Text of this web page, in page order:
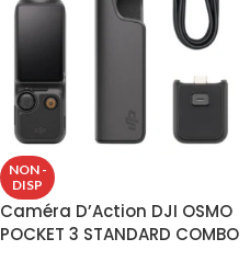
NON -
DISP
Caméra D’Action DJI OSMO
POCKET 3 STANDARD COMBO